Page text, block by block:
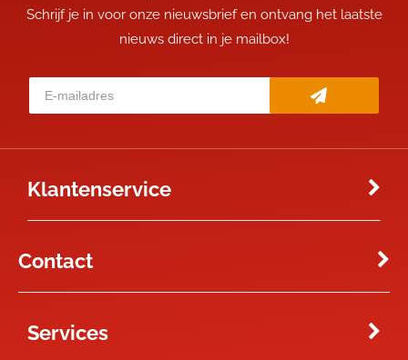
Schrijf je in voor onze nieuwsbrief en ontvang het laatste
nieuws direct in je mailbox!
Klantenservice
Contact
Services